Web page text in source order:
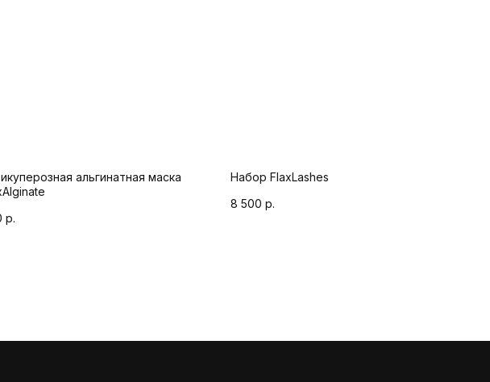
альгинатная маска
р.
Набор FlaxLashes
8 500 р.